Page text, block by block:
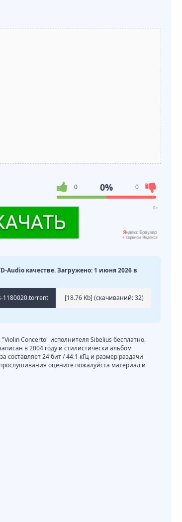
0 0% 0
Audio качестве. Загружено: 1 июня 2026 в
1180020.torrent [18.76 Kb] (cкачиваний: 32)
Concerto" исполнителя Sibelius бесплатно.
в 2004 году и стилистически альбом
составляет 24 бит / 44.1 кГц и размер раздачи
оцените пожалуйста материал и